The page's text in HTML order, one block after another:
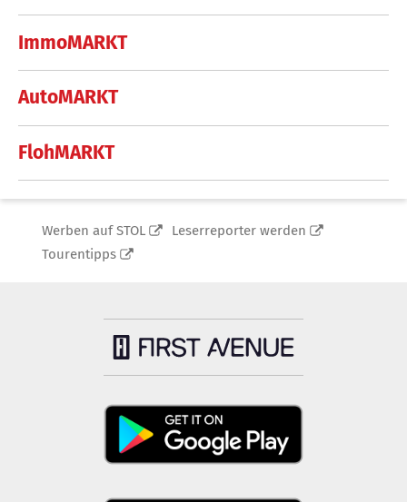
ImmoMARKT
AutoMARKT
FlohMARKT
Werben auf STOL
Leserreporter werden
Tourentipps